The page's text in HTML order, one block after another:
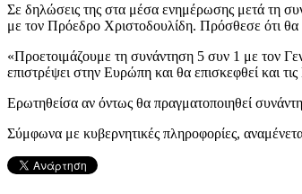
Σε δηλώσεις της στα μέσα ενημέρωσης μετά τη
με τον Πρόεδρο Χριστοδουλίδη. Πρόσθεσε ότι
«Προετοιμάζουμε τη συνάντηση 5 συν 1 με τον
επιστρέψει στην Ευρώπη και θα επισκεφθεί και
Ερωτηθείσα αν όντως θα πραγματοποιηθεί
Σύμφωνα με κυβερνητικές πληροφορίες,